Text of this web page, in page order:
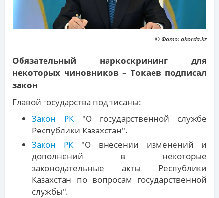
© Фото: akorda.kz
Обязательный наркоскрининг для
некоторых чиновников – Токаев подписал
закон
Главой государства подписаны:
Закон РК"О государственной службе
Республики Казахстан".
Закон РК "О внесении изменений и
дополнений в некоторые
законодательные акты Республики
Казахстан по вопросам государственной
службы".